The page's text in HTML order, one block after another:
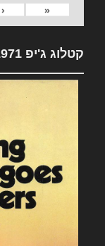
«
‹
קטלוג ג'יפ 1971